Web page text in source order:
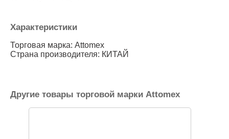
Характеристики
Торговая марка: Attomex
Страна производителя: КИТАЙ
Другие товары торговой марки Attomex